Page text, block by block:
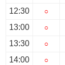
12:30
13:00
13:30
14:00
○
○
○
○